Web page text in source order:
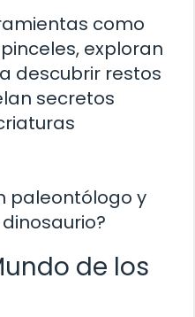
como
exploran
descubrir restos
secretos
paleontólogo y
de los